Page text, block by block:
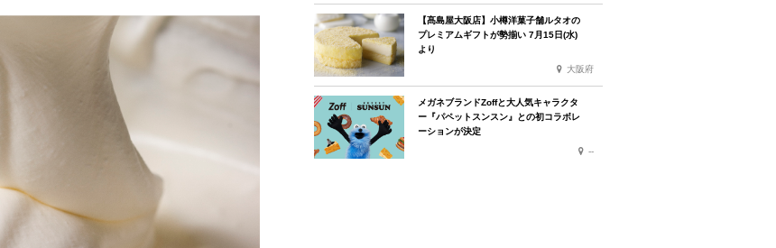
【髙島屋大阪店】小樽洋菓子舗ルタオの
プレミアムギフトが勢揃い 7月15日(水)
より
大阪府
メガネブランドZoffと大人気キャラクタ
ー『パペットスンスン』との初コラボレ
ーションが決定
--